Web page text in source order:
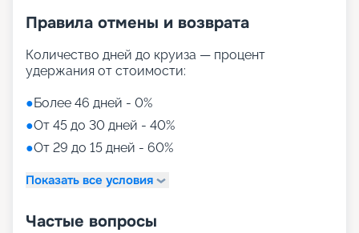
Правила отмены и возврата
Количество дней до круиза — процент
удержания от стоимости:
●Более 46 дней - 0%
●От 45 до 30 дней - 40%
●От 29 до 15 дней - 60%
Показать все условия
Частые вопросы